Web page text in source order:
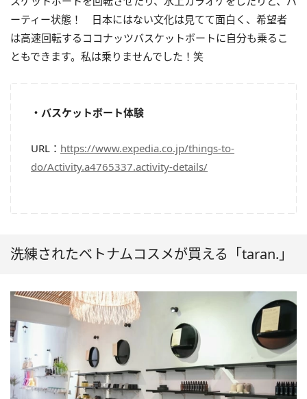
ーティー状態！ 日本にはない文化は見てて面白く、 希望者
は高速回転するココナッツバスケットボートに自分も乗るこ
ともできます。私は乗りませんでした！笑
・バスケットボート体験
URL： https://www.expedia.co.jp/things-to-
do/Activity.a4765337.activity-details/
洗練されたベトナムコスメが買える「taran.」